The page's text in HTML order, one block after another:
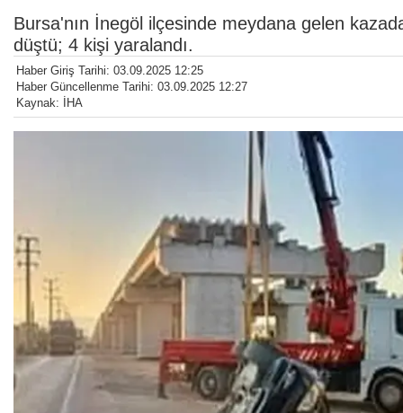
Bursa'nın İnegöl ilçesinde meydana gelen
düştü; 4 kişi yaralandı.
Haber Giriş Tarihi: 03.09.2025 12:25
Haber Güncellenme Tarihi: 03.09.2025 12:27
Kaynak: İHA